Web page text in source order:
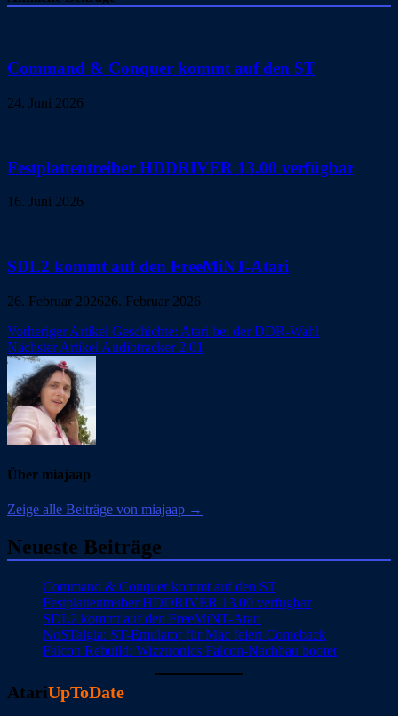
Command & Conquer kommt auf den ST
24. Juni 2026
Festplattentreiber HDDRIVER 13.00 verfügbar
16. Juni 2026
SDL2 kommt auf den FreeMiNT-Atari
26. Februar 202626. Februar 2026
Beitragsnavigation
Vorheriger Artikel Geschichte: Atari bei der DDR-Wahl
Nächster Artikel Audiotracker 2.01
Über miajaap
Zeige alle Beiträge von miajaap →
Neueste Beiträge
Command & Conquer kommt auf den ST
Festplattentreiber HDDRIVER 13.00 verfügbar
SDL2 kommt auf den FreeMiNT-Atari
NoSTalgia: ST-Emulator für Mac feiert Comeback
Falcon Rebuild: Wizztronics Falcon-Nachbau bootet
AtariUpToDate